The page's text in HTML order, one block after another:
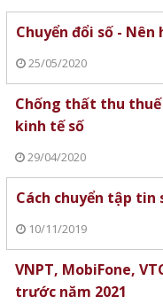
Chuyển đổi số -
25/05/2020
Chống thất thu
kinh tế số
29/04/2020
Cách chuyển tập
10/11/2019
VNPT, MobiFone,
trước năm 2021